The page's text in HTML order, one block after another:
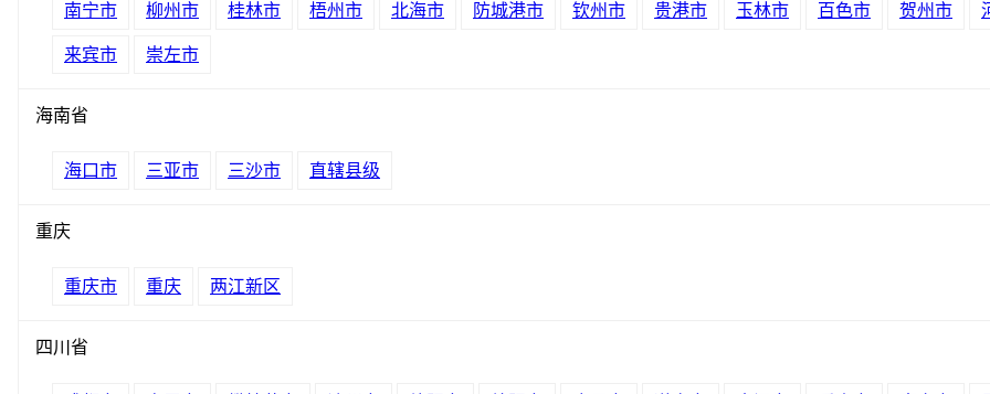
南宁市 柳州市 桂林市 梧州市 北海市 防城港市 钦州市 贵港市 玉林市 百色市 贺州市
来宾市 崇左市
海南省
海口市 三亚市 三沙市 直辖县级
重庆
重庆市 重庆 两江新区
四川省